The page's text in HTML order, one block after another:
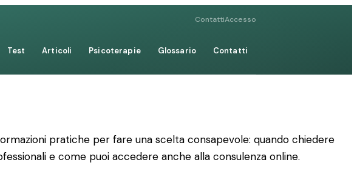
ContattiAccesso
Test Articoli Psicoterapie Glossario Contatti
pratiche per fare una scelta consapevole: quando chiedere
e come puoi accedere anche alla consulenza online.